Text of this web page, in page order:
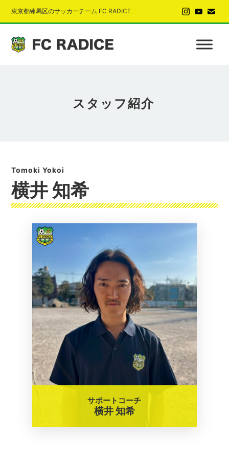
東京都練馬区のサッカーチーム FC RADICE
スタッフ紹介
横井 知希
サポートコーチ
横井 知希